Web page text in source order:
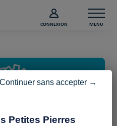
CONNEXION MENU
Petites Pierres
Continuer sans accepter →